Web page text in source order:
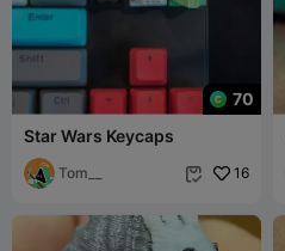
70
Star Wars Keycaps
Tom__  16